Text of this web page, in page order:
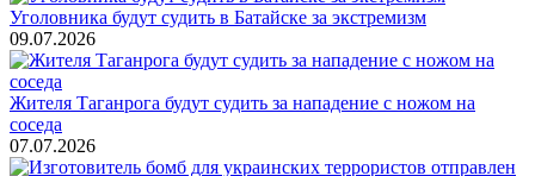
Уголовника будут судить в Батайске за экстремизм
09.07.2026
Жителя Таганрога будут судить за нападение с ножом на
соседа
07.07.2026